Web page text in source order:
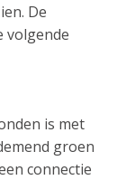
De
volgende
is met
groen
connectie